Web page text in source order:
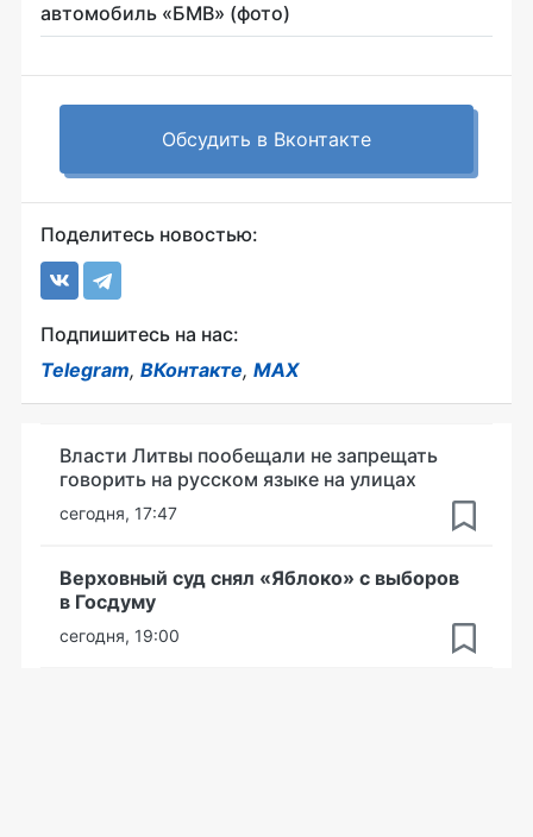
автомобиль «БМВ» (фото)
Обсудить в Вконтакте
Поделитесь новостью:
Подпишитесь на нас:
Telegram, ВКонтакте, MAX
Власти Литвы пообещали не запрещать
говорить на русском языке на улицах
сегодня, 17:47
Верховный суд снял «Яблоко» с выборов
в Госдуму
сегодня, 19:00